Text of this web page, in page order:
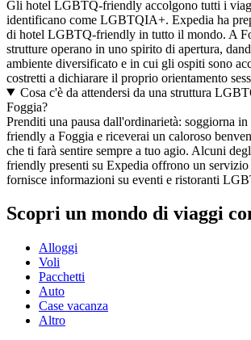
Gli hotel LGBTQ-friendly accolgono tutti i
identificano come LGBTQIA+. Expedia ha
di hotel LGBTQ-friendly in tutto il mondo. A
strutture operano in uno spirito di apertura,
ambiente diversificato e in cui gli ospiti sono
costretti a dichiarare il proprio orientamento
Cosa c'è da attendersi da una struttura
Foggia?
Prenditi una pausa dall'ordinarietà: soggiorna
friendly a Foggia e riceverai un caloroso
che ti farà sentire sempre a tuo agio. Alcuni
friendly presenti su Expedia offrono un servizio
fornisce informazioni su eventi e ristoranti
Scopri un mondo di viaggi
Alloggi
Voli
Pacchetti
Auto
Case vacanza
Altro